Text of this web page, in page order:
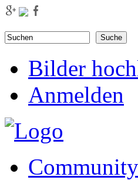
Direkt zum Inhalt
Suchformular
Bilder
Anmelden
Community